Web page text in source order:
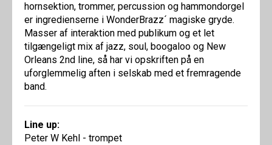
hornsektion, trommer, percussion og hammondorgel
er ingredienserne i WonderBrazz´ magiske gryde.
Masser af interaktion med publikum og et let
tilgængeligt mix af jazz, soul, boogaloo og New
Orleans 2nd line, så har vi opskriften på en
uforglemmelig aften i selskab med et fremragende
band.
Line up:
Peter W Kehl - trompet